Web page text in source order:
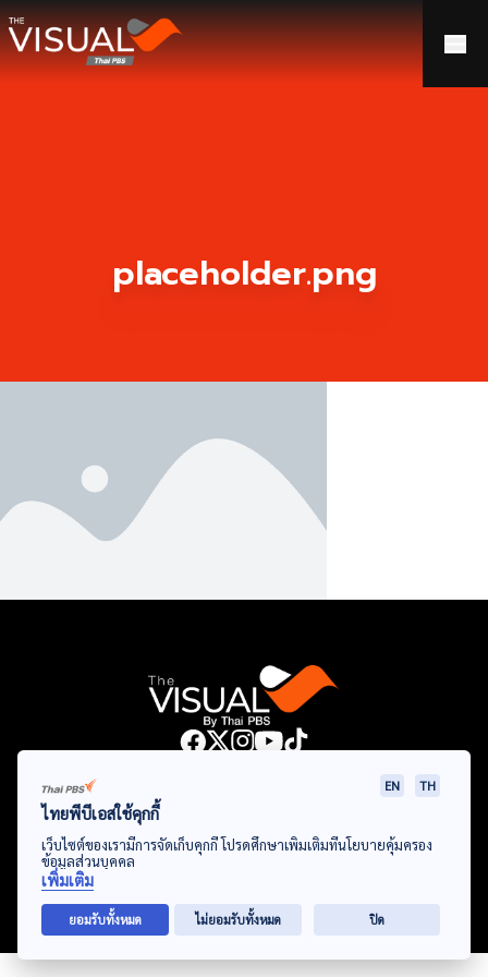
ข้ามไปยังเนื้อหา
placeholder.png
Data Viz Topics
© Thai Public Broadcasting Service. All Rights Reserved
2024
ไทยพีบีเอสใช้คุกกี้
EN TH
เว็บไซต์ของเรามีการจัดเก็บคุกกี้ โปรดศึกษาเพิ่มเติมที่นโยบายคุ้มครอง
ข้อมูลส่วนบุคคล
เพิ่มเติม
ยอมรับทั้งหมด ไม่ยอมรับทั้งหมด ปิด